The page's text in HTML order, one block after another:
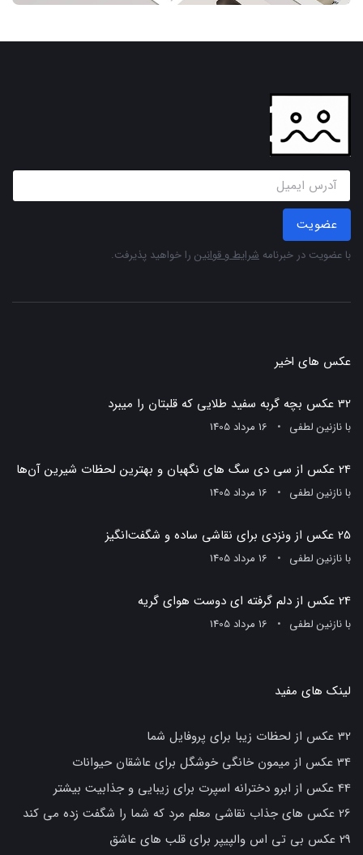
عضویت
با عضویت در خبرنامه شرایط و قوانین را خواهید پذیرفت.
عکس های اخیر
32 عکس بچه گربه سفید طلایی که قلبتان را میبرد
بانازنین لطفی 16 مرداد 1405
24 عکس از سی دی سگ های نگهبان و بهترین لحظات شیرین آن‌ها
بانازنین لطفی 16 مرداد 1405
25 عکس از ونزدی برای نقاشی ساده و شگفت‌انگیز
بانازنین لطفی 16 مرداد 1405
24 عکس از دلم گرفته ای دوست هوای گریه
بانازنین لطفی 16 مرداد 1405
لینک های مفید
32 عکس از لحظات زیبا برای پروفایل شما
34 عکس از میمون خانگی خوشگل برای عاشقان حیوانات
44 عکس از ابرو دخترانه اسپرت برای زیبایی و جذابیت بیشتر
26 عکس های جذاب نقاشی معلم مرد که شما را شگفت زده می کند
29 عکس بی تی اس والپیپر برای قلب های عاشق